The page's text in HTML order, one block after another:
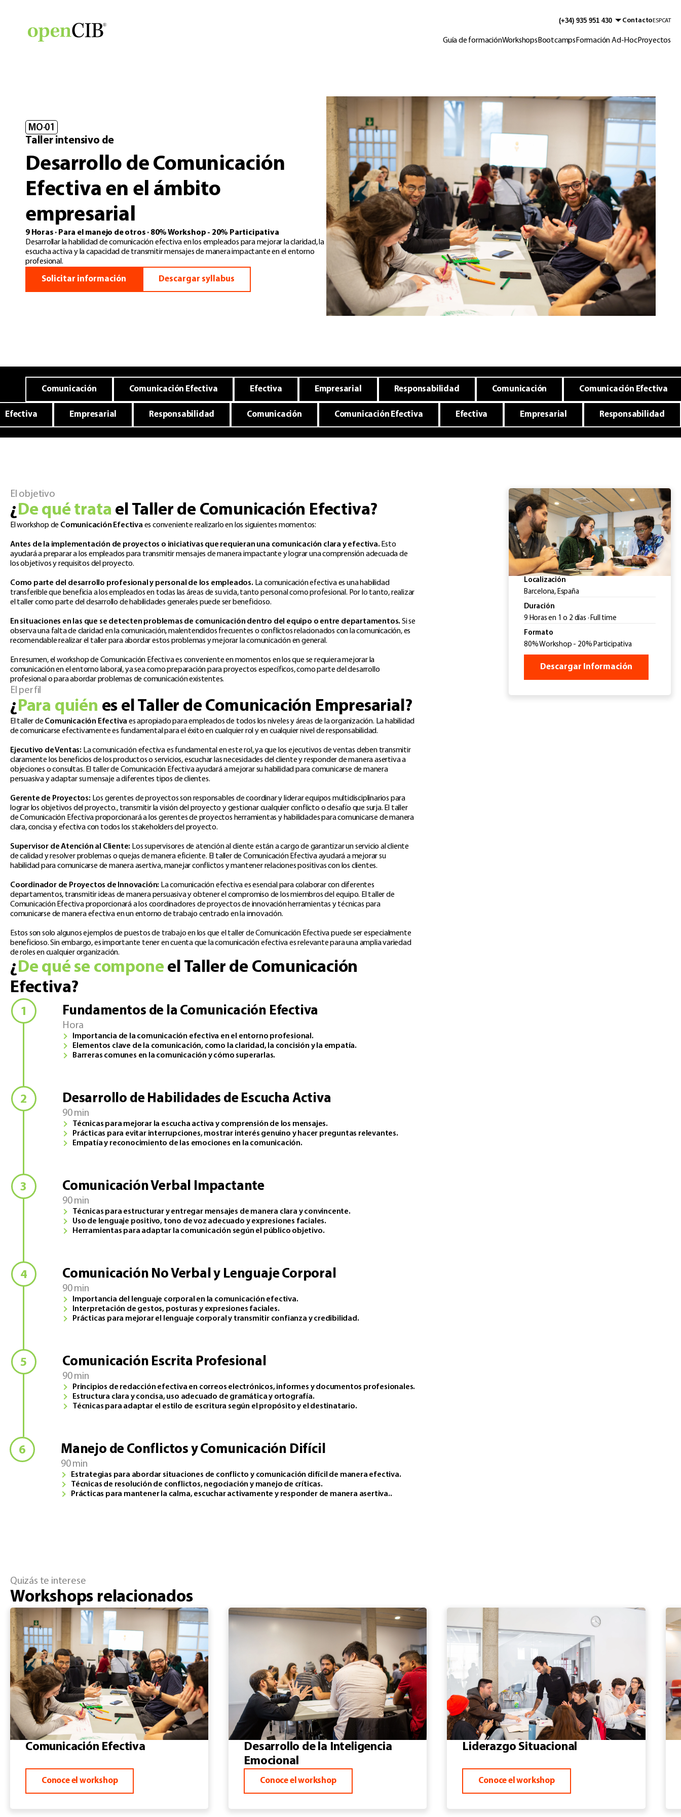
ContactoESPCAT
Guía de formaciónWorkshopsBootcamps Formación Ad-HocProyectos
MO·01​
Taller intensivo de
Desarrollo de Comunicación
Efectiva​ en el ámbito
empresarial
9 Horas · Para el manejo de otros · 80% Workshop - 20% Participativa
Desarrollar la habilidad de comunicación efectiva en los empleados para mejorar la claridad, la
escucha activa y la capacidad de transmitir mensajes de manera impactante en el entorno
profesional.
Solicitar información Descargar syllabus
Comunicación Comunicación Efectiva Efectiva Empresarial Responsabilidad Comunicación Comunicación Efectiva
Efectiva Empresarial Responsabilidad Comunicación Comunicación Efectiva Efectiva Empresarial Responsabilidad
El objetivo
¿De qué trata el Taller de Comunicación Efectiva?
El workshop de Comunicación Efectiva es conveniente realizarlo en los siguientes momentos:
Antes de la implementación de proyectos o iniciativas que requieran una comunicación clara y efectiva. Esto
ayudará a preparar a los empleados para transmitir mensajes de manera impactante y lograr una comprensión adecuada de
los objetivos y requisitos del proyecto.​
Como parte del desarrollo profesional y personal de los empleados. La comunicación efectiva es una habilidad
transferible que beneficia a los empleados en todas las áreas de su vida, tanto personal como profesional. Por lo tanto, realizar
el taller como parte del desarrollo de habilidades generales puede ser beneficioso.​
En situaciones en las que se detecten problemas de comunicación dentro del equipo o entre departamentos. Si se
observa una falta de claridad en la comunicación, malentendidos frecuentes o conflictos relacionados con la comunicación, es
recomendable realizar el taller para abordar estos problemas y mejorar la comunicación en general.​
En resumen, el workshop de Comunicación Efectiva es conveniente en momentos en los que se requiera mejorar la
comunicación en el entorno laboral, ya sea como preparación para proyectos específicos, como parte del desarrollo
profesional o para abordar problemas de comunicación existentes.​
El perfil
¿Para quién es el Taller de Comunicación Empresarial?
El taller deComunicación Efectiva es apropiado para empleados de todos los niveles y áreas de la organización. La habilidad
de comunicarse efectivamente es fundamental para el éxito en cualquier rol y en cualquier nivel de responsabilidad.
Ejecutivo de Ventas: La comunicación efectiva es fundamental en este rol, ya que los ejecutivos de ventas deben transmitir
claramente los beneficios de los productos o servicios, escuchar las necesidades del cliente y responder de manera asertiva a
objeciones o consultas. El taller de Comunicación Efectiva ayudará a mejorar su habilidad para comunicarse de manera
persuasiva y adaptar su mensaje a diferentes tipos de clientes.​
Gerente de Proyectos: Los gerentes de proyectos son responsables de coordinar y liderar equipos multidisciplinarios para
lograr los objetivos del proyecto., transmitir la visión del proyecto y gestionar cualquier conflicto o desafío que surja. El taller
de Comunicación Efectiva proporcionará a los gerentes de proyectos herramientas y habilidades para comunicarse de manera
clara, concisa y efectiva con todos los stakeholders del proyecto.​
Supervisor de Atención al Cliente: Los supervisores de atención al cliente están a cargo de garantizar un servicio al cliente
de calidad y resolver problemas o quejas de manera eficiente. El taller de Comunicación Efectiva ayudará a mejorar su
habilidad para comunicarse de manera asertiva, manejar conflictos y mantener relaciones positivas con los clientes.​
Coordinador de Proyectos de Innovación: La comunicación efectiva es esencial para colaborar con diferentes
departamentos, transmitir ideas de manera persuasiva y obtener el compromiso de los miembros del equipo. El taller de
Comunicación Efectiva proporcionará a los coordinadores de proyectos de innovación herramientas y técnicas para
comunicarse de manera efectiva en un entorno de trabajo centrado en la innovación.​
Estos son solo algunos ejemplos de puestos de trabajo en los que el taller de Comunicación Efectiva puede ser especialmente
beneficioso. Sin embargo, es importante tener en cuenta que la comunicación efectiva es relevante para una amplia variedad
de roles en cualquier organización.​
¿De qué se componeel Taller de Comunicación
Efectiva?
Fundamentos de la Comunicación Efectiva
Hora
Importancia de la comunicación efectiva en el entorno profesional.
Elementos clave de la comunicación, como la claridad, la concisión y la empatía.​
Barreras comunes en la comunicación y cómo superarlas.​
Desarrollo de Habilidades de Escucha Activa
90 min
Técnicas para mejorar la escucha activa y comprensión de los mensajes.​
Prácticas para evitar interrupciones, mostrar interés genuino y hacer preguntas relevantes.​
Empatía y reconocimiento de las emociones en la comunicación.​
Comunicación Verbal Impactante
90 min
Técnicas para estructurar y entregar mensajes de manera clara y convincente.​
Uso de lenguaje positivo, tono de voz adecuado y expresiones faciales.​
Herramientas para adaptar la comunicación según el público objetivo.​
Comunicación No Verbal y Lenguaje Corporal
90 min
Importancia del lenguaje corporal en la comunicación efectiva.
Interpretación de gestos, posturas y expresiones faciales.​
Prácticas para mejorar el lenguaje corporal y transmitir confianza y credibilidad.​
Comunicación Escrita Profesional
90 min
Principios de redacción efectiva en correos electrónicos, informes y documentos profesionales.​
Estructura clara y concisa, uso adecuado de gramática y ortografía.​
Técnicas para adaptar el estilo de escritura según el propósito y el destinatario.​
Manejo de Conflictos y Comunicación Difícil
90 min
Estrategias para abordar situaciones de conflicto y comunicación difícil de manera efectiva.​
Técnicas de resolución de conflictos, negociación y manejo de críticas.​
Prácticas para mantener la calma, escuchar activamente y responder de manera asertiva..​
Localización
Barcelona, España
Duración
9 Horas en 1 o 2 días · Full time
Formato
80% Workshop - 20% Participativa
Descargar Información
Quizás te interese
Workshops relacionados
Comunicación Efectiva
Conoce el workshop
Desarrollo de la Inteligencia
Emocional
Conoce el workshop
Liderazgo Situacional
Conoce el workshop